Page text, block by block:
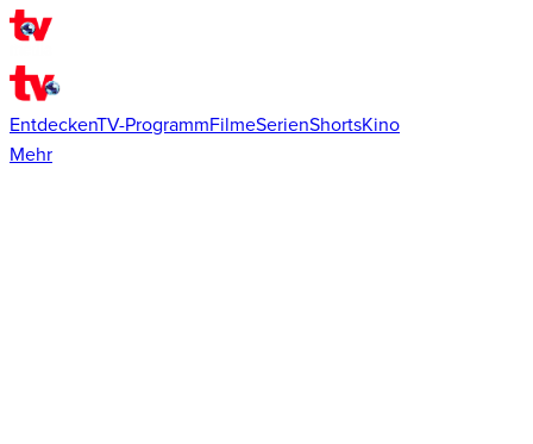
EntdeckenTV-ProgrammFilmeSerienShortsKino
Mehr